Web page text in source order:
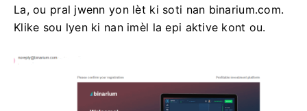
La, ou pral jwenn yon lèt ki soti nan binarium.com.
Klike sou lyen ki nan imèl la epi aktive kont ou.